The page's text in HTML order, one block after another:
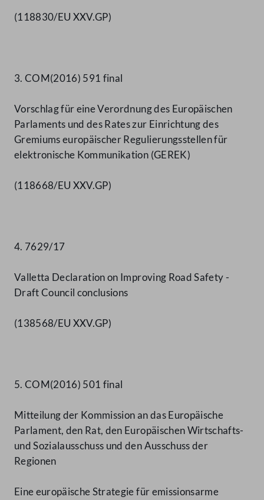
(118830/EU XXV.GP)
3. COM(2016) 591 final
Vorschlag für eine Verordnung des Europäischen
Parlaments und des Rates zur Einrichtung des
Gremiums europäischer Regulierungsstellen für
elektronische Kommunikation (GEREK)
(118668/EU XXV.GP)
4. 7629/17
Valletta Declaration on Improving Road Safety -
Draft Council conclusions
(138568/EU XXV.GP)
5. COM(2016) 501 final
Mitteilung der Kommission an das Europäische
Parlament, den Rat, den Europäischen Wirtschafts-
und Sozialausschuss und den Ausschuss der
Regionen
Eine europäische Strategie für emissionsarme